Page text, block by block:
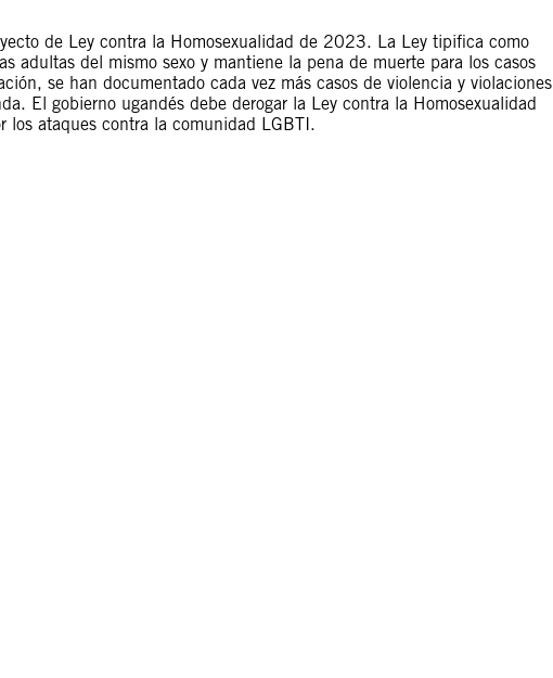
de Ley contra la Homosexualidad de 2023. La Ley tipifica como
adultas del mismo sexo y mantiene la pena de muerte para los casos
se han documentado cada vez más casos de violencia y violaciones
El gobierno ugandés debe derogar la Ley contra la Homosexualidad
ataques contra la comunidad LGBTI.